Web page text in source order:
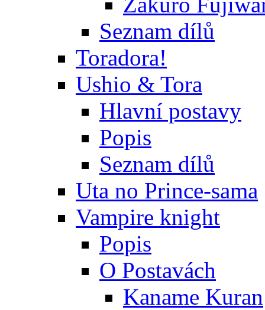
Seznam dílů
Toradora!
Ushio & Tora
Hlavní postavy
Popis
Seznam dílů
Uta no Prince-sama
Vampire knight
Popis
O Postavách
Kaname Kuran